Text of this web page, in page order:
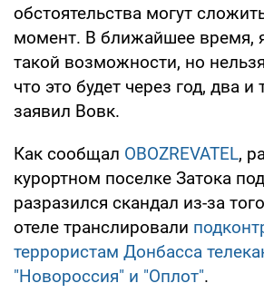
обстоятельства могут
момент. В ближайшее время,
такой возможности, но
что это будет через год, два и
заявил Вовк.
Как сообщал OBOZREVATEL,
курортном поселке Затока
разразился скандал из-за
отеле транслировали
террористам Донбасса
"Новороссия" и "Оплот".